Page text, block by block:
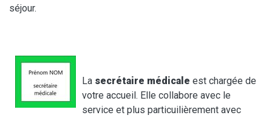
séjour.
La secrétaire médicale est chargée de
votre accueil. Elle collabore avec le
service et plus particuilièrement avec